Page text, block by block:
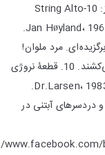
قطعۀ اصلی Porz Goret اثر Yann Tiersen. ساز: 10-String Alto
Stick 9. آواز نروژی Sjømann(ملوان) با صدای Jan Høyland، 1961.
مرد ملوان!
ساحل‌های دور از دسترس بی‌صبرانه تو را انتظار می‌کشند. 10. قطعۀ نروژی
Bade naken i Lille Lungegårdsvan با اجرای Dr.Larsen، 1983.
دردسرهای آبتنی در